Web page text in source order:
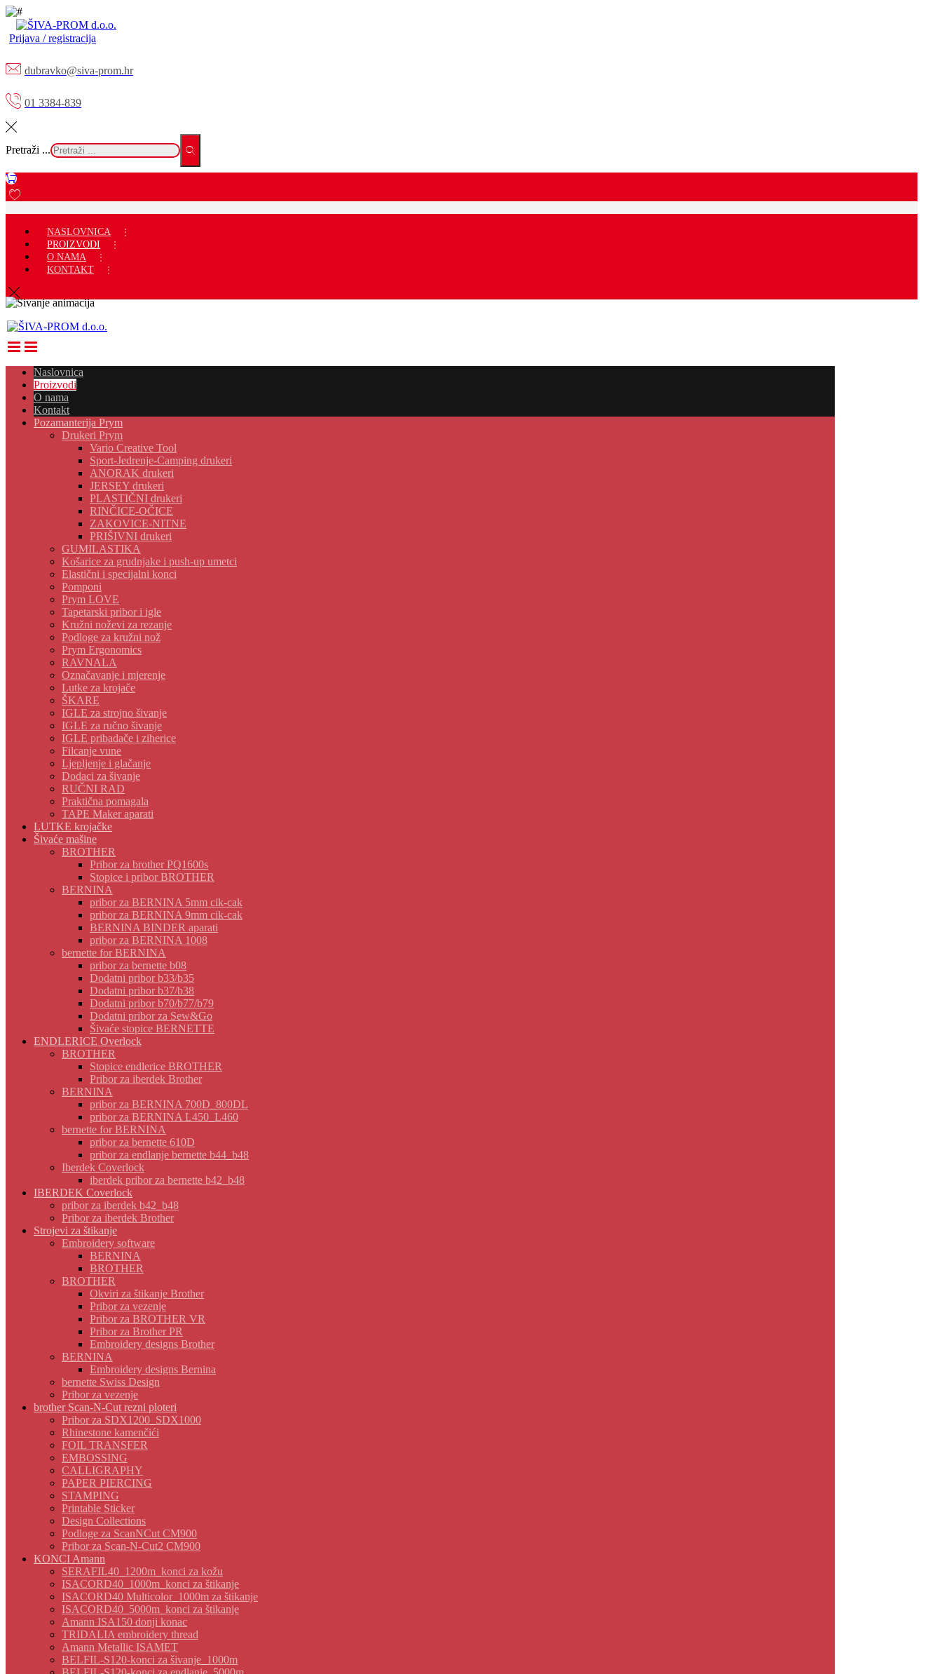
Prijava / registracija
dubravko@siva-prom.hr
01 3384-839
Pretraži ...
NASLOVNICA
PROIZVODI
O NAMA
KONTAKT
Naslovnica
Proizvodi
O nama
Kontakt
Pozamanterija Prym
Drukeri Prym
Vario Creative Tool
Sport-Jedrenje-Camping drukeri
ANORAK drukeri
JERSEY drukeri
PLASTIČNI drukeri
RINČICE-OČICE
ZAKOVICE-NITNE
PRIŠIVNI drukeri
GUMILASTIKA
Košarice za grudnjake i push-up umetci
Elastični i specijalni konci
Pomponi
Prym LOVE
Tapetarski pribor i igle
Kružni noževi za rezanje
Podloge za kružni nož
Prym Ergonomics
RAVNALA
Označavanje i mjerenje
Lutke za krojače
ŠKARE
IGLE za strojno šivanje
IGLE za ručno šivanje
IGLE pribadače i ziherice
Filcanje vune
Ljepljenje i glačanje
Dodaci za šivanje
RUČNI RAD
Praktična pomagala
TAPE Maker aparati
LUTKE krojačke
Šivaće mašine
BROTHER
Pribor za brother PQ1600s
Stopice i pribor BROTHER
BERNINA
pribor za BERNINA 5mm cik-cak
pribor za BERNINA 9mm cik-cak
BERNINA BINDER aparati
pribor za BERNINA 1008
bernette for BERNINA
pribor za bernette b08
Dodatni pribor b33/b35
Dodatni pribor b37/b38
Dodatni pribor b70/b77/b79
Dodatni pribor za Sew&Go
Šivaće stopice BERNETTE
ENDLERICE Overlock
BROTHER
Stopice endlerice BROTHER
Pribor za iberdek Brother
BERNINA
pribor za BERNINA 700D_800DL
pribor za BERNINA L450_L460
bernette for BERNINA
pribor za bernette 610D
pribor za endlanje bernette b44_b48
Iberdek Coverlock
iberdek pribor za bernette b42_b48
IBERDEK Coverlock
pribor za iberdek b42_b48
Pribor za iberdek Brother
Strojevi za štikanje
Embroidery software
BERNINA
BROTHER
BROTHER
Okviri za štikanje Brother
Pribor za vezenje
Pribor za BROTHER VR
Pribor za Brother PR
Embroidery designs Brother
BERNINA
Embroidery designs Bernina
bernette Swiss Design
Pribor za vezenje
brother Scan-N-Cut rezni ploteri
Pribor za SDX1200_SDX1000
Rhinestone kamenčići
FOIL TRANSFER
EMBOSSING
CALLIGRAPHY
PAPER PIERCING
STAMPING
Printable Sticker
Design Collections
Podloge za ScanNCut CM900
Pribor za Scan-N-Cut2 CM900
KONCI Amann
SERAFIL40_1200m_konci za kožu
ISACORD40_1000m_konci za štikanje
ISACORD40 Multicolor_1000m za štikanje
ISACORD40_5000m_konci za štikanje
Amann ISA150 donji konac
TRIDALIA embroidery thread
Amann Metallic ISAMET
BELFIL-S120-konci za šivanje_1000m